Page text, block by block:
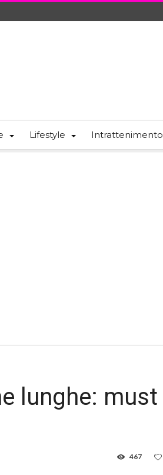
Lifestyle Intrattenimento
lunghe: must
467